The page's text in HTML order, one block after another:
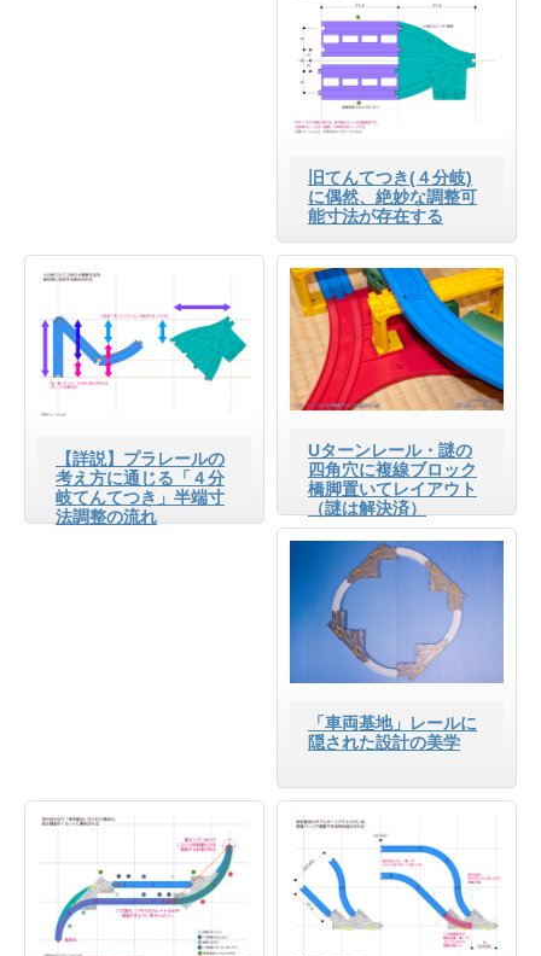
旧てんてつき(４分岐)
に偶然、絶妙な調整可
能寸法が存在する
【詳説】プラレールの
考え方に通じる「４分
岐てんてつき」半端寸
法調整の流れ
Uターンレール・謎の
四角穴に複線ブロック
橋脚置いてレイアウト
（謎は解決済）
「車両基地」レールに
隠された設計の美学